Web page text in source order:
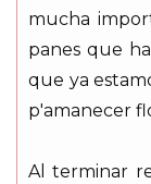
mucha
panes que
que ya
p'amanecer
Al terminar